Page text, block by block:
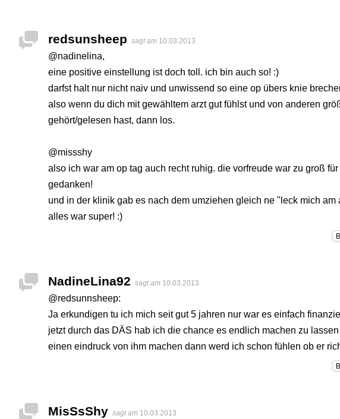
redsunsheep sagt am 10.03.2013
@nadinelina,
eine positive einstellung ist doch toll. ich bin auch so! :)
darfst halt nur nicht naiv und unwissend so eine op übers knie
also wenn du dich mit gewähltem arzt gut fühlst und von anderen
gehört/gelesen hast, dann los.
@missshy
also ich war am op tag auch recht ruhig. die vorfreude war zu groß
gedanken!
und in der klinik gab es nach dem umziehen gleich ne "leck mich am
alles war super! :)
NadineLina92 sagt am 10.03.2013
@redsunnsheep:
Ja erkundigen tu ich mich seit gut 5 jahren nur war es einfach
jetzt durch das DÄS hab ich die chance es endlich machen zu
einen eindruck von ihm machen dann werd ich schon fühlen ob er
MisSsShy sagt am 10.03.2013